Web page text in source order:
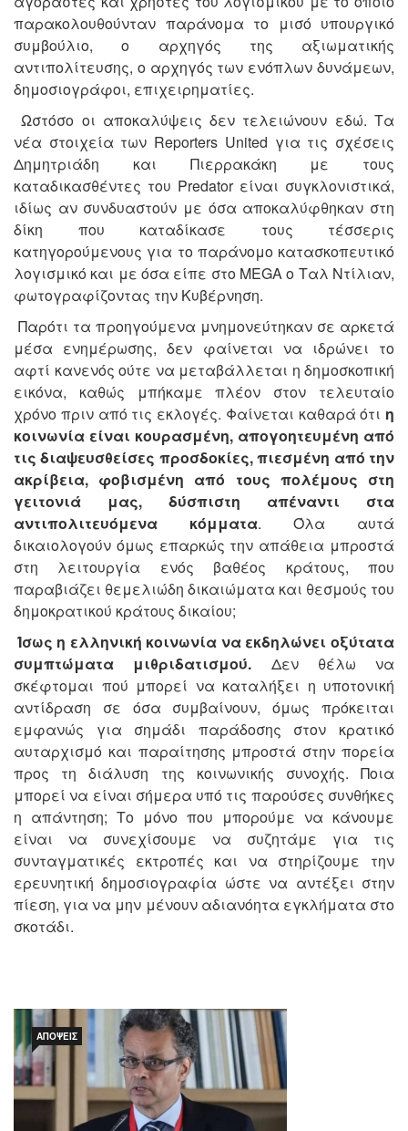
παρακολουθούνταν παράνομα το μισό υπουργικό
συμβούλιο, ο αρχηγός της αξιωματικής
αντιπολίτευσης, ο αρχηγός των ενόπλων δυνάμεων,
δημοσιογράφοι, επιχειρηματίες.
Ωστόσο οι αποκαλύψεις δεν τελειώνουν εδώ. Τα
νέα στοιχεία των Reporters United για τις σχέσεις
Δημητριάδη και Πιερρακάκη με τους
καταδικασθέντες του Predator είναι συγκλονιστικά,
ιδίως αν συνδυαστούν με όσα αποκαλύφθηκαν στη
δίκη που καταδίκασε τους τέσσερις
κατηγορούμενους για το παράνομο κατασκοπευτικό
λογισμικό και με όσα είπε στο MEGA ο Ταλ Ντίλιαν,
φωτογραφίζοντας την Κυβέρνηση.
Παρότι τα προηγούμενα μνημονεύτηκαν σε αρκετά
μέσα ενημέρωσης, δεν φαίνεται να ιδρώνει το
αφτί κανενός ούτε να μεταβάλλεται η δημοσκοπική
εικόνα, καθώς μπήκαμε πλέον στον τελευταίο
χρόνο πριν από τις εκλογές. Φαίνεται καθαρά ότι η
κοινωνία είναι κουρασμένη, απογοητευμένη από
τις διαψευσθείσες προσδοκίες, πιεσμένη από την
ακρίβεια, φοβισμένη από τους πολέμους στη
γειτονιά μας, δύσπιστη απέναντι στα
αντιπολιτευόμενα κόμματα. Όλα αυτά
δικαιολογούν όμως επαρκώς την απάθεια μπροστά
στη λειτουργία ενός βαθέος κράτους, που
παραβιάζει θεμελιώδη δικαιώματα και θεσμούς του
δημοκρατικού κράτους δικαίου;
Ίσως η ελληνική κοινωνία να εκδηλώνει οξύτατα
συμπτώματα μιθριδατισμού. Δεν θέλω να
σκέφτομαι πού μπορεί να καταλήξει η υποτονική
αντίδραση σε όσα συμβαίνουν, όμως πρόκειται
εμφανώς για σημάδι παράδοσης στον κρατικό
αυταρχισμό και παραίτησης μπροστά στην πορεία
προς τη διάλυση της κοινωνικής συνοχής. Ποια
μπορεί να είναι σήμερα υπό τις παρούσες συνθήκες
η απάντηση; Το μόνο που μπορούμε να κάνουμε
είναι να συνεχίσουμε να συζητάμε για τις
συνταγματικές εκτροπές και να στηρίζουμε την
ερευνητική δημοσιογραφία ώστε να αντέξει στην
πίεση, για να μην μένουν αδιανόητα εγκλήματα στο
σκοτάδι.
ΑΠΌΨΕΙΣ